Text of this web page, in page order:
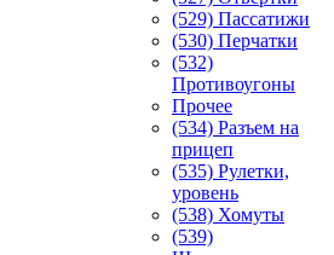
(529) Пассатижи
(530) Перчатки
(532)
Противоугоны
Прочее
(534) Разъем на
прицеп
(535) Рулетки,
уровень
(538) Хомуты
(539)